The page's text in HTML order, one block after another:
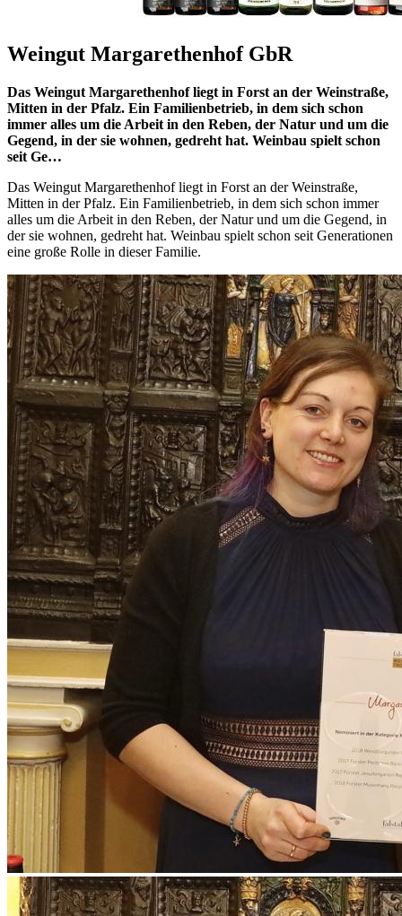
Weingut Margarethenhof GbR
Das Weingut Margarethenhof liegt in Forst an der Weinstraße,
Mitten in der Pfalz. Ein Familienbetrieb, in dem sich schon
immer alles um die Arbeit in den Reben, der Natur und um die
Gegend, in der sie wohnen, gedreht hat. Weinbau spielt schon
seit Ge…
Das Weingut Margarethenhof liegt in Forst an der Weinstraße,
Mitten in der Pfalz. Ein Familienbetrieb, in dem sich schon immer
alles um die Arbeit in den Reben, der Natur und um die Gegend, in
der sie wohnen, gedreht hat. Weinbau spielt schon seit Generationen
eine große Rolle in dieser Familie.